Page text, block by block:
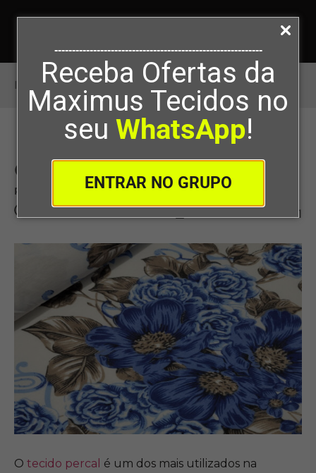
-----------------------------------------------------------
Receba Ofertas da
Maximus Tecidos no
seu WhatsApp!
ENTRAR NO GRUPO
Início>O que é o tecido percal
O que é o tecido percal
Por Maximus Tecidos
291
O tecido percal é um dos mais utilizados na